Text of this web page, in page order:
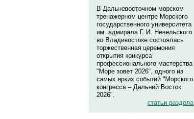
В Дальневосточном морском
тренажерном центре Морского
государственного университета
им. адмирала Г. И. Невельского
во Владивостоке состоялась
торжественная церемония
открытия конкурса
профессионального мастерства
"Море зовет 2026", одного из
самых ярких событий "Морского
конгресса – Дальний Восток
2026".
статьи раздела